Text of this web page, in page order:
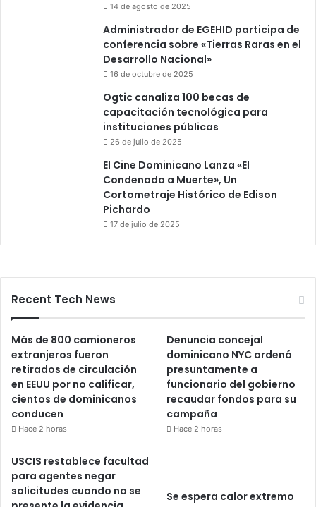
14 de agosto de 2025
Administrador de EGEHID participa de
conferencia sobre «Tierras Raras en el
Desarrollo Nacional»
16 de octubre de 2025
Ogtic canaliza 100 becas de
capacitación tecnológica para
instituciones públicas
26 de julio de 2025
El Cine Dominicano Lanza «El
Condenado a Muerte», Un
Cortometraje Histórico de Edison
Pichardo
17 de julio de 2025
Recent Tech News
Más de 800 camioneros
extranjeros fueron
retirados de circulación
en EEUU por no calificar,
cientos de dominicanos
conducen
Hace 2 horas
Denuncia concejal
dominicano NYC ordenó
presuntamente a
funcionario del gobierno
recaudar fondos para su
campaña
Hace 2 horas
USCIS restablece facultad
para agentes negar
solicitudes cuando no se
Se espera calor extremo